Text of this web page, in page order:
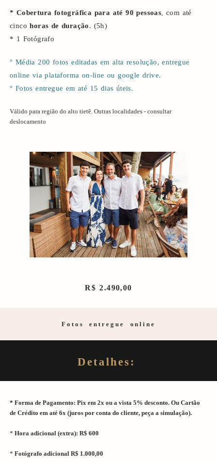
* Cobertura fotográfica para até 90 pessoas, com até
cincohoras de duração. (5h)
* 1 Fotógrafo
° Média 200 fotos editadas em alta resolução, entregue
online via plataforma on-line ou google drive.
° Fotos entregue em até 15 dias úteis.
Válido para região do alto tietê. Outras localidades - consultar
deslocamento
R$ 2.490,00
Fotos entregue online
Detalhes:
* Forma de Pagamento: Pix em 2x ou a vista 5% desconto. Ou Cartão
de Crédito em até 6x (juros por conta do cliente, peça a simulação).
* Hora adicional (extra): R$ 600
* Fotógrafo adicional R$ 1.000,00